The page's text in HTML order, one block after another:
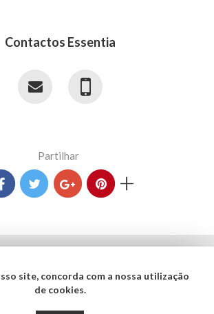
Contactos Essentia
Partilhar
+
Política de Privacidade
site, concorda com a nossa utilização
de cookies.